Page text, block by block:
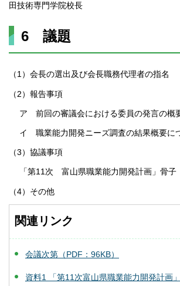
田技術専門学院校長
6 議題
（1）会長の選出及び会長職務代理者の指名
（2）報告事項
ア 前回の審議会における委員の発言の概
イ 職業能力開発ニーズ調査の結果概要に
（3）協議事項
「第11次 富山県職業能力開発計画」骨子
（4）その他
関連リンク
会議次第（PDF：96KB）
資料1 「第11次富山県職業能力開発計画